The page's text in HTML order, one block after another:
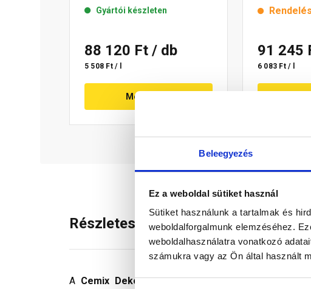
Beleegyezés
Ez a weboldal sütiket használ
Sütiket használunk a tartalmak és
weboldalforgalmunk elemzéséhez.
weboldalhasználatra vonatkozó
számukra vagy az Ön által használt
Gyártói készleten
88 120 Ft / db
5 508 Ft / l
Megnézem
91 245
6 083 Ft / l
Részletes leírás
A Cemix DekorTOPműgyanta kötőanyagú